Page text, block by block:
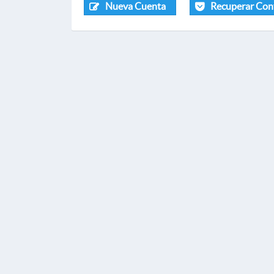
Nueva Cuenta Recuperar